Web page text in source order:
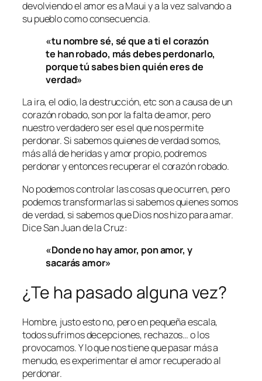
devolviendo el amor es a Maui y a la vez salvando a
su pueblo como consecuencia.
«tu nombre sé, sé que a ti el corazón
te han robado, más debes perdonarlo,
porque tú sabes bien quién eres de
verdad»
La ira, el odio, la destrucción, etc son a causa de un
corazón robado, son por la falta de amor, pero
nuestro verdadero ser es el que nos permite
perdonar. Si sabemos quienes de verdad somos,
más allá de heridas y amor propio, podremos
perdonar y entonces recuperar el corazón robado.
No podemos controlar las cosas que ocurren, pero
podemos transformarlas si sabemos quienes somos
de verdad, si sabemos que Dios nos hizo para amar.
Dice San Juan de la Cruz:
«Donde no hay amor, pon amor, y
sacarás amor»
¿Te ha pasado alguna vez?
Hombre, justo esto no, pero en pequeña escala,
todos sufrimos decepciones, rechazos… o los
provocamos. Y lo que nos tiene que pasar más a
menudo, es experimentar el amor recuperado al
perdonar.